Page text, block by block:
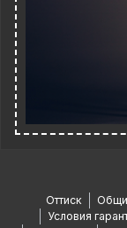
Оттиск
Условия